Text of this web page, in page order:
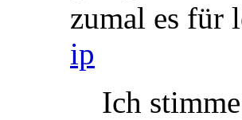
zumal es für
ip
Ich